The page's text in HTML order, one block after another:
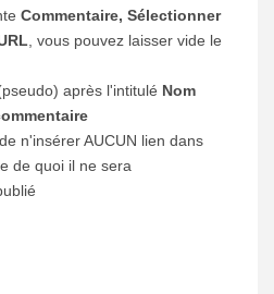
Commentaire, Sélectionner
, vous pouvez laisser vide le
après l'intitulé Nom
n'insérer AUCUN lien dans
de quoi il ne sera